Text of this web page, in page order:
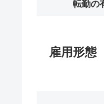
転勤の
雇用形態